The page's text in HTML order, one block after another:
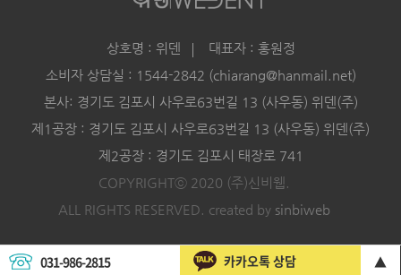
031-986-2815 카카오톡 상담 ▲
상호명 : 위덴
대표자 : 홍원정
소비자 상담실 : 1544-2842 (chiarang@hanmail.net)
본사: 경기도 김포시 사우로63번길 13 (사우동) 위덴(주)
제1공장 : 경기도 김포시 사우로63번길 13 (사우동) 위덴(주)
제2공장 : 경기도 김포시 태장로 741
COPYRIGHTⓒ 2020 (주)신비웹.
ALL RIGHTS RESERVED. created by sinbiweb